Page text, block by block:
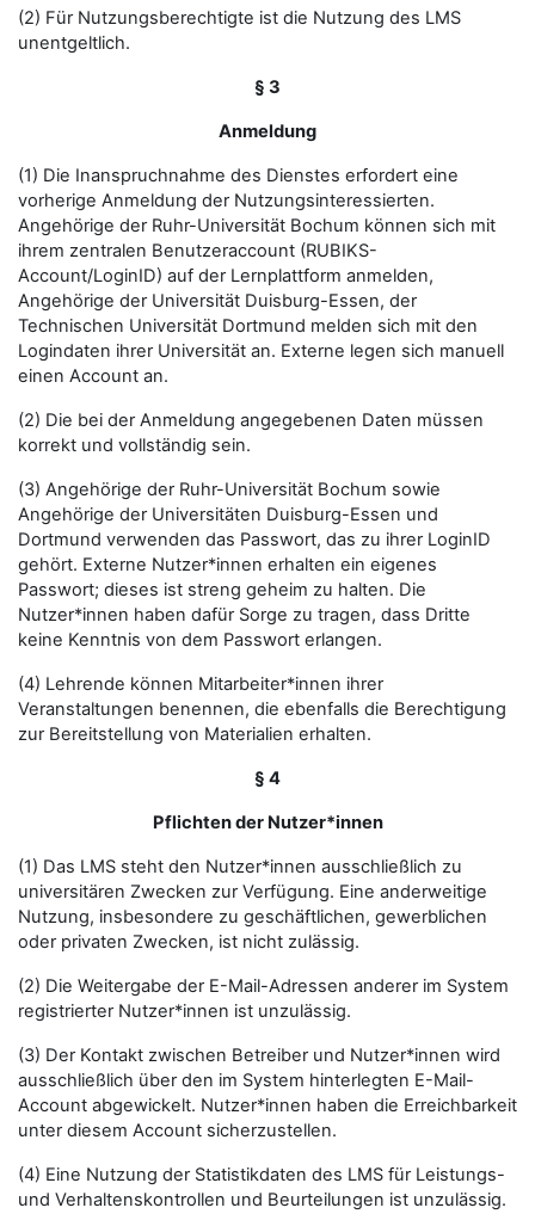
(2) Für Nutzungsberechtigte ist die Nutzung des LMS
unentgeltlich.
§ 3
Anmeldung
(1) Die Inanspruchnahme des Dienstes erfordert eine
vorherige Anmeldung der Nutzungsinteressierten.
Angehörige der Ruhr-Universität Bochum können sich mit
ihrem zentralen Benutzeraccount (RUBIKS-
Account/LoginID) auf der Lernplattform anmelden,
Angehörige der Universität Duisburg-Essen, der
Technischen Universität Dortmund melden sich mit den
Logindaten ihrer Universität an. Externe legen sich manuell
einen Account an.
(2) Die bei der Anmeldung angegebenen Daten müssen
korrekt und vollständig sein.
(3) Angehörige der Ruhr-Universität Bochum sowie
Angehörige der Universitäten Duisburg-Essen und
Dortmund verwenden das Passwort, das zu ihrer LoginID
gehört. Externe Nutzer*innen erhalten ein eigenes
Passwort; dieses ist streng geheim zu halten. Die
Nutzer*innen haben dafür Sorge zu tragen, dass Dritte
keine Kenntnis von dem Passwort erlangen.
(4) Lehrende können Mitarbeiter*innen ihrer
Veranstaltungen benennen, die ebenfalls die Berechtigung
zur Bereitstellung von Materialien erhalten.
§ 4
Pflichten der Nutzer*innen
(1) Das LMS steht den Nutzer*innen ausschließlich zu
universitären Zwecken zur Verfügung. Eine anderweitige
Nutzung, insbesondere zu geschäftlichen, gewerblichen
oder privaten Zwecken, ist nicht zulässig.
(2) Die Weitergabe der E-Mail-Adressen anderer im System
registrierter Nutzer*innen ist unzulässig.
(3) Der Kontakt zwischen Betreiber und Nutzer*innen wird
ausschließlich über den im System hinterlegten E-Mail-
Account abgewickelt. Nutzer*innen haben die Erreichbarkeit
unter diesem Account sicherzustellen.
(4) Eine Nutzung der Statistikdaten des LMS für Leistungs-
und Verhaltenskontrollen und Beurteilungen ist unzulässig.